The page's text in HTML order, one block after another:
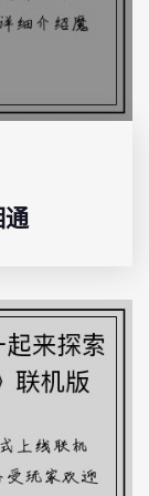
通